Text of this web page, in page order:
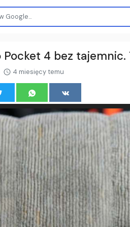
Pocket 4 bez
4 miesięcy temu